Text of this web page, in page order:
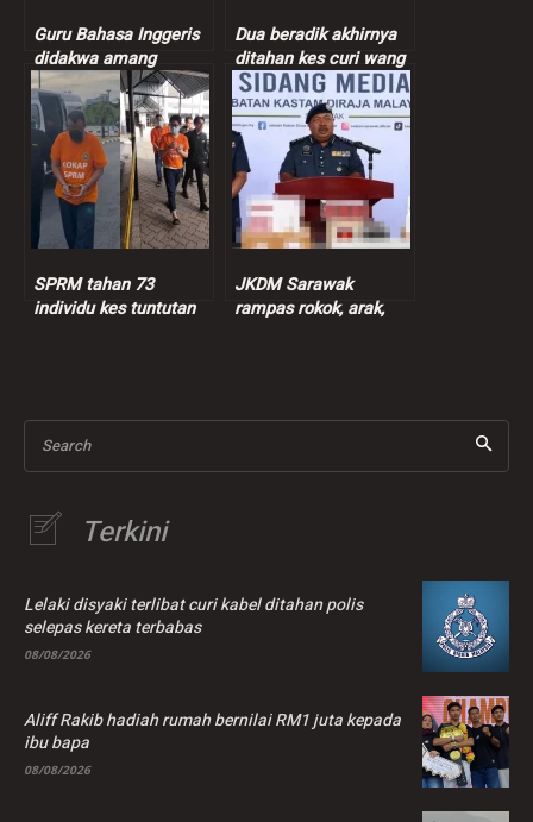
Guru Bahasa Inggeris
didakwa amang
seksual murid
perempuan 9 tahun
Dua beradik akhirnya
ditahan kes curi wang
peniaga nasi bajet
SPRM tahan 73
individu kes tuntutan
JKDM Sarawak
rampas rokok, arak,
Search
Terkini
Lelaki disyaki terlibat curi kabel ditahan polis
selepas kereta terbabas
08/08/2026
Aliff Rakib hadiah rumah bernilai RM1 juta kepada
ibu bapa
08/08/2026